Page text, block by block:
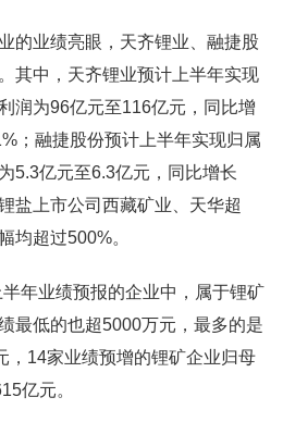
的业绩亮眼，天齐锂业、融捷股
其中，天齐锂业预计上半年实现
润为96亿元至116亿元，同比增
；融捷股份预计上半年实现归属
5.3亿元至6.3亿元，同比增长
盐上市公司西藏矿业、天华超
均超过500%。
年业绩预报的企业中，属于锂矿
最低的也超5000万元，最多的是
，14家业绩预增的锂矿企业归母
亿元。